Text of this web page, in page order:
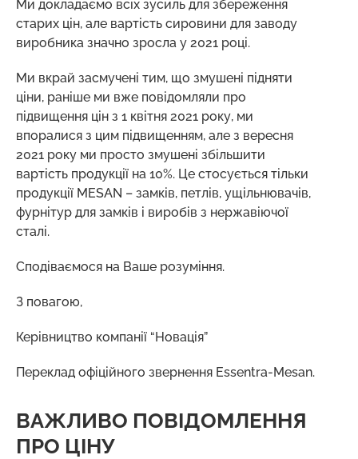
Ми докладаємо всіх зусиль для збереження
старих цін, але вартість сировини для заводу
виробника значно зросла у 2021 році.
Ми вкрай засмучені тим, що змушені підняти
ціни, раніше ми вже повідомляли про
підвищення цін з 1 квітня 2021 року, ми
впоралися з цим підвищенням, але з вересня
2021 року ми просто змушені збільшити
вартість продукції на 10%. Це стосується тільки
продукції MESAN – замків, петлів, ущільнювачів,
фурнітур для замків і виробів з нержавіючої
сталі.
Сподіваємося на Ваше розуміння.
З повагою,
Керівництво компанії “Новація”
Переклад офіційного звернення Essentra-Mesan.
ВАЖЛИВО ПОВІДОМЛЕННЯ
ПРО ЦІНУ